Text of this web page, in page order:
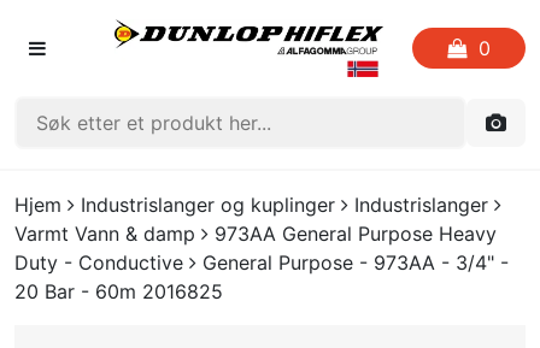
0
FORSIDEN
LISTE OVER FAVORITTER
Hjem Industrislanger og kuplinger
Industrislanger
Varmt Vann & damp
973AA General Purpose Heavy
Duty - Conductive
General Purpose - 973AA - 3/4" -
20 Bar - 60m 2016825